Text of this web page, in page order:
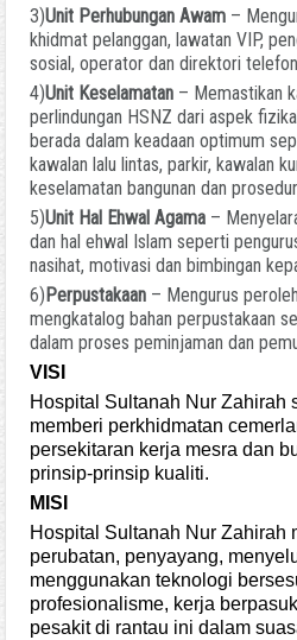
3)Unit Perhubungan Awam –
khidmat pelanggan, lawatan VIP,
sosial, operator dan direktori
4)Unit Keselamatan – Memastikan
perlindungan HSNZ dari aspek
berada dalam keadaan optimum
kawalan lalu lintas, parkir, kawalan
keselamatan bangunan dan
5)Unit Hal Ehwal Agama –
dan hal ehwal Islam seperti
nasihat, motivasi dan bimbingan
6)Perpustakaan – Mengurus
mengkatalog bahan perpustakaan
dalam proses peminjaman dan
VISI
Hospital Sultanah Nur Zahirah
memberi perkhidmatan
persekitaran kerja mesra dan
prinsip-prinsip kualiti.
MISI
Hospital Sultanah Nur Zahirah
perubatan, penyayang,
menggunakan teknologi
profesionalisme, kerja
pesakit di rantau ini dalam